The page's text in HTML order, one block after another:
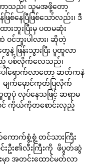
ာ့သည်၊ သူမအဖို့တော့
စ်နေပြီဖြစ်သော်လည်း၊ ဒီ
းဘူးပြီးမှ ပထမဆုံး
ဝင်ဘူးပါလား၊ ဆိုတဲ့
ဖြန်းသွားပြီး ပူထူလာ
လှည့် ပစ်လိုက်လေသည်၊
ပေါ်ရောက်လာတော့ ဆတ်ကနဲ
မျက်မှောင်ကုတ်ပြလိုက်
ပုံ လုပ်နေသဖြင့် ဆရာမ
ာင် ကိုယ်ကိုတစောင်းလှည့်
ကောက်စွံ့စွံ့ တင်သားကြီး
င်းဦး၏လီးကြီးကို ဖိပွတ်ဆွဲ
မှာ အတင်းထောင်မတ်လာ